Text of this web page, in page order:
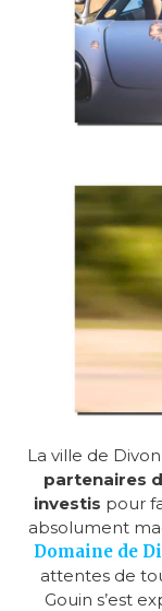
La ville de
partenaires
investis pour
absolument
Domaine de
attentes de
Gouin s’est